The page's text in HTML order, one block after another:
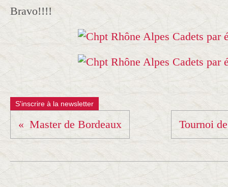
Bravo!!!!
S'inscrire à la newsletter
Master de Bordeaux Tournoi